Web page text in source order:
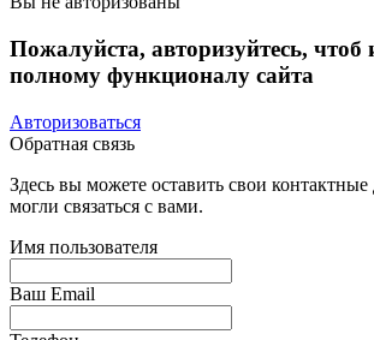
Пожалуйста, авторизуйтесь, чтоб
полному функционалу сайта
Авторизоваться
Обратная связь
Здесь вы можете оставить свои
могли связаться с вами.
Имя пользователя
Ваш Email